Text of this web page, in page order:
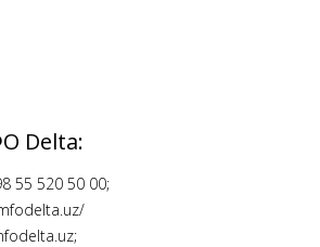
Delta:
55 520 50 00;